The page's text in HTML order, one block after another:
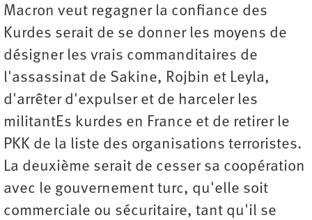
Macron veut regagner la confiance des
Kurdes serait de se donner les moyens de
désigner les vrais commanditaires de
l'assassinat de Sakine, Rojbin et Leyla,
d'arrêter d'expulser et de harceler les
militantEs kurdes en France et de retirer le
PKK de la liste des organisations terroristes.
La deuxième serait de cesser sa coopération
avec le gouvernement turc, qu'elle soit
commerciale ou sécuritaire, tant qu'il se